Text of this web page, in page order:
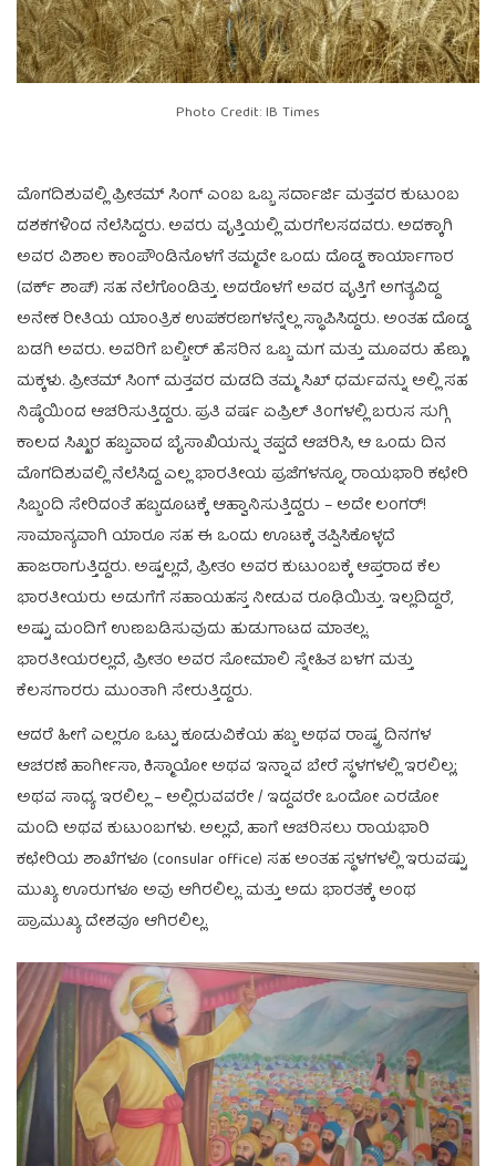
Photo Credit: IB Times
ಮೊಗದಿಶುವಲ್ಲಿ ಪ್ರೀತಮ್ ಸಿಂಗ್ ಎಂಬ ಒಬ್ಬ ಸರ್ದಾರ್ಜಿ ಮತ್ತವರ ಕುಟುಂಬ
ದಶಕಗಳಿಂದ ನೆಲೆಸಿದ್ದರು. ಅವರು ವೃತ್ತಿಯಲ್ಲಿ ಮರಗೆಲಸದವರು. ಅದಕ್ಕಾಗಿ
ಅವರ ವಿಶಾಲ ಕಾಂಪೌಂಡಿನೊಳಗೆ ತಮ್ಮದೇ ಒಂದು ದೊಡ್ಡ ಕಾರ್ಯಾಗಾರ
(ವರ್ಕ್ ಶಾಪ್) ಸಹ ನೆಲೆಗೊಂಡಿತ್ತು. ಅದರೊಳಗೆ ಅವರ ವೃತ್ತಿಗೆ ಅಗತ್ಯವಿದ್ದ
ಅನೇಕ ರೀತಿಯ ಯಾಂತ್ರಿಕ ಉಪಕರಣಗಳನ್ನೆಲ್ಲ ಸ್ಥಾಪಿಸಿದ್ದರು. ಅಂತಹ ದೊಡ್ಡ
ಬಡಗಿ ಅವರು. ಅವರಿಗೆ ಬಲ್ಬೀರ್ ಹೆಸರಿನ ಒಬ್ಬ ಮಗ ಮತ್ತು ಮೂವರು ಹೆಣ್ಣು
ಮಕ್ಕಳು. ಪ್ರೀತಮ್ ಸಿಂಗ್ ಮತ್ತವರ ಮಡದಿ ತಮ್ಮ ಸಿಖ್ ಧರ್ಮವನ್ನು ಅಲ್ಲಿ ಸಹ
ನಿಷ್ಠೆಯಿಂದ ಆಚರಿಸುತ್ತಿದ್ದರು. ಪ್ರತಿ ವರ್ಷ ಏಪ್ರಿಲ್ ತಿಂಗಳಲ್ಲಿ ಬರುಸ ಸುಗ್ಗಿ
ಕಾಲದ ಸಿಖ್ಖರ ಹಬ್ಬವಾದ ಬೈಸಾಖಿಯನ್ನು ತಪ್ಪದೆ ಆಚರಿಸಿ, ಆ ಒಂದು ದಿನ
ಮೊಗದಿಶುವಲ್ಲಿ ನೆಲೆಸಿದ್ದ ಎಲ್ಲ ಭಾರತೀಯ ಪ್ರಜೆಗಳನ್ನೂ, ರಾಯಭಾರಿ ಕಛೇರಿ
ಸಿಬ್ಬಂದಿ ಸೇರಿದಂತೆ ಹಬ್ಬದೂಟಕ್ಕೆ ಆಹ್ವಾನಿಸುತ್ತಿದ್ದರು – ಅದೇ ಲಂಗರ್!
ಸಾಮಾನ್ಯವಾಗಿ ಯಾರೂ ಸಹ ಈ ಒಂದು ಊಟಕ್ಕೆ ತಪ್ಪಿಸಿಕೊಳ್ಳದೆ
ಹಾಜರಾಗುತ್ತಿದ್ದರು. ಅಷ್ಟಲ್ಲದೆ, ಪ್ರೀತಂ ಅವರ ಕುಟುಂಬಕ್ಕೆ ಆಪ್ತರಾದ ಕೆಲ
ಭಾರತೀಯರು ಅಡುಗೆಗೆ ಸಹಾಯಹಸ್ತ ನೀಡುವ ರೂಢಿಯಿತ್ತು. ಇಲ್ಲದಿದ್ದರೆ,
ಅಷ್ಟು ಮಂದಿಗೆ ಉಣಬಡಿಸುವುದು ಹುಡುಗಾಟದ ಮಾತಲ್ಲ.
ಭಾರತೀಯರಲ್ಲದೆ, ಪ್ರೀತಂ ಅವರ ಸೋಮಾಲಿ ಸ್ನೇಹಿತ ಬಳಗ ಮತ್ತು
ಕೆಲಸಗಾರರು ಮುಂತಾಗಿ ಸೇರುತ್ತಿದ್ದರು.
ಆದರೆ ಹೀಗೆ ಎಲ್ಲರೂ ಒಟ್ಟು ಕೂಡುವಿಕೆಯ ಹಬ್ಬ ಅಥವ ರಾಷ್ಟ್ರ ದಿನಗಳ
ಆಚರಣೆ ಹಾರ್ಗೀಸಾ, ಕಿಸ್ಮಾಯೋ ಅಥವ ಇನ್ನಾವ ಬೇರೆ ಸ್ಥಳಗಳಲ್ಲಿ ಇರಲಿಲ್ಲ;
ಅಥವ ಸಾಧ್ಯ ಇರಲಿಲ್ಲ – ಅಲ್ಲಿರುವವರೇ / ಇದ್ದವರೇ ಒಂದೋ ಎರಡೋ
ಮಂದಿ ಅಥವ ಕುಟುಂಬಗಳು. ಅಲ್ಲದೆ, ಹಾಗೆ ಆಚರಿಸಲು ರಾಯಭಾರಿ
ಕಛೇರಿಯ ಶಾಖೆಗಳೂ (consular office) ಸಹ ಅಂತಹ ಸ್ಥಳಗಳಲ್ಲಿ ಇರುವಷ್ಟು
ಮುಖ್ಯ ಊರುಗಳೂ ಅವು ಆಗಿರಲಿಲ್ಲ. ಮತ್ತು ಅದು ಭಾರತಕ್ಕೆ ಅಂಥ
ಪ್ರಾಮುಖ್ಯ ದೇಶವೂ ಆಗಿರಲಿಲ್ಲ.